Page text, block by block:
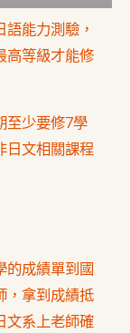
語能力測驗，
高等級才能修
至少要修7學
日文相關課程
的成績單到國
，拿到成績抵
文系上老師確